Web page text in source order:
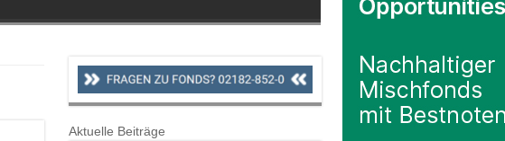
Aktuelle Beiträge